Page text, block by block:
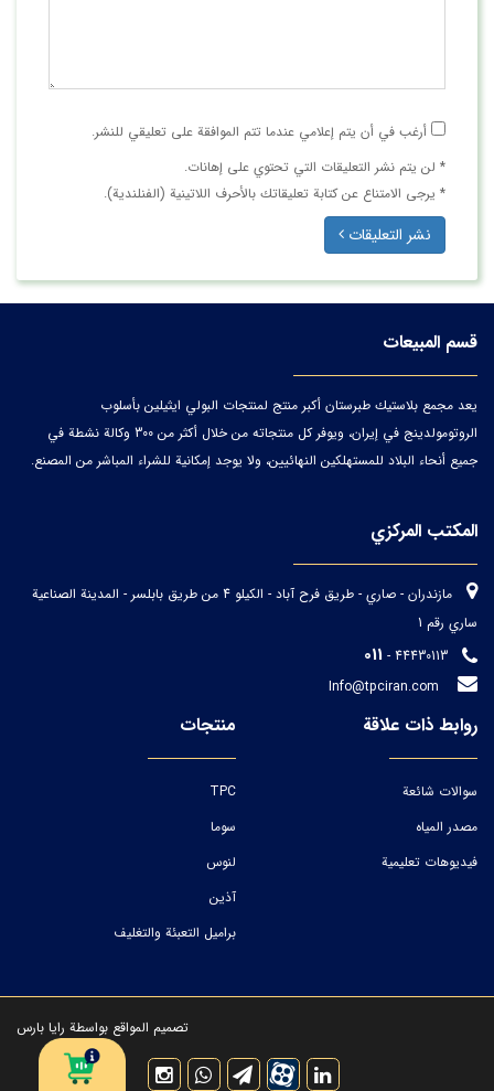
أرغب في أن يتم إعلامي عندما تتم الموافقة على تعليقي للنشر.
* لن يتم نشر التعليقات التي تحتوي على إهانات.
* يرجى الامتناع عن كتابة تعليقاتك بالأحرف اللاتينية (الفنلندية).
نشر التعليقات
قسم المبيعات
يعد مجمع بلاستيك طبرستان أكبر منتج لمنتجات البولي ايثيلين بأسلوب
الروتومولدينج في إيران، ويوفر كل منتجاته من خلال أكثر من 300 وكالة نشطة في
جميع أنحاء البلاد للمستهلكين النهائيين، ولا يوجد إمكانية للشراء المباشر من المصنع.
المكتب المركزي
مازندران - صاري - طريق فرح آباد - الكيلو 4 من طريق بابلسر - المدينة الصناعية
ساري رقم 1
011 - 44430113
روابط ذات علاقة
سوالات شائعة
مصدر المياه
فيديوهات تعليمية
منتجات
TPC
سوما
لنوس
آذین
براميل التعبئة والتغليف
تصميم المواقع بواسطة رايا بارس